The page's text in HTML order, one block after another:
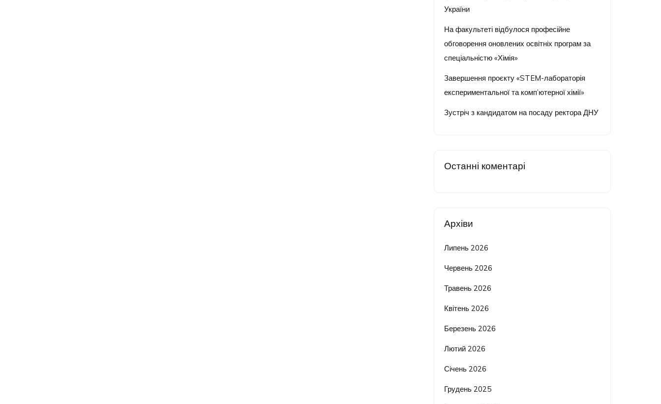
України
На факультеті відбулося професійне
обговорення оновлених освітніх програм за
спеціальністю «Хімія»
Завершення проєкту «STEM-лабораторія
експериментальної та комп’ютерної хімії»
Зустріч з кандидатом на посаду ректора ДНУ
Останні коментарі
Архіви
Липень 2026
Червень 2026
Травень 2026
Квітень 2026
Березень 2026
Лютий 2026
Січень 2026
Грудень 2025